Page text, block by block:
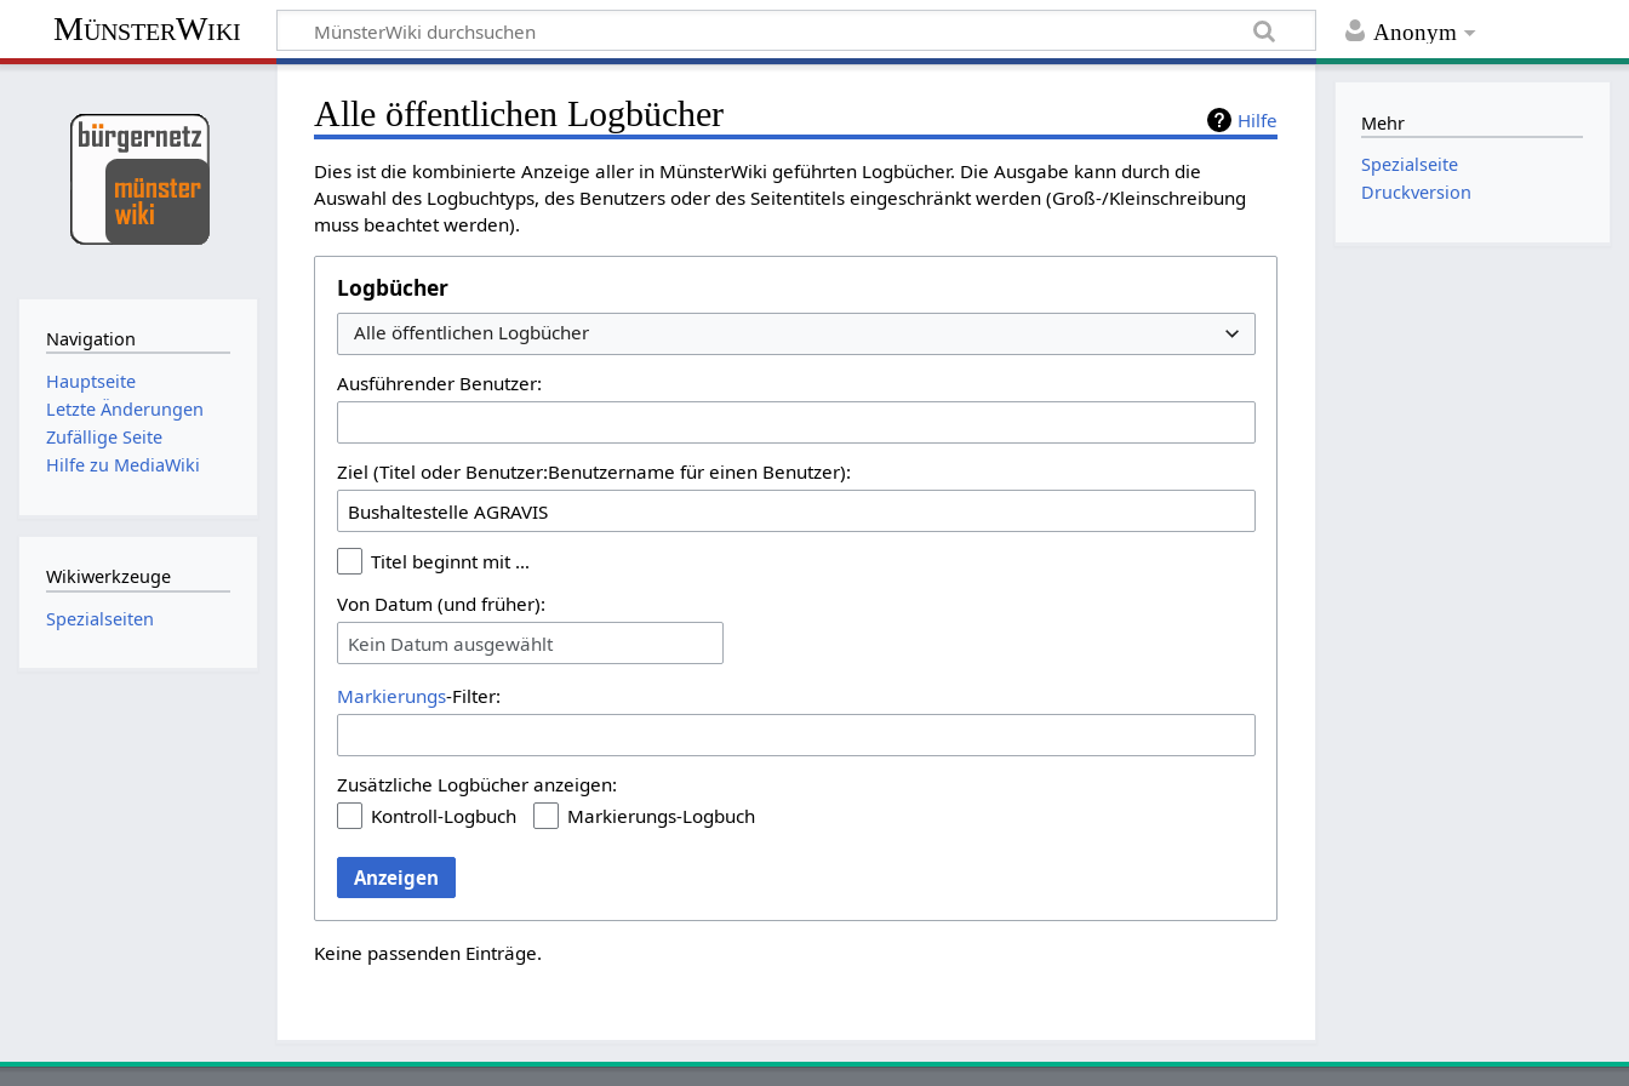
Anonym
MünsterWiki
Hilfe
Alle öffentlichen Logbücher
Dies ist die kombinierte Anzeige aller in MünsterWiki geführten Logbücher. Die Ausgabe kann durch die
Auswahl des Logbuchtyps, des Benutzers oder des Seitentitels eingeschränkt werden (Groß-/Kleinschreibung
muss beachtet werden).
Logbücher
Alle öffentlichen Logbücher
Ausführender Benutzer:
Ziel (Titel oder Benutzer:Benutzername für einen Benutzer):
Titel beginnt mit …
Von Datum (und früher):
Kein Datum ausgewählt
Markierungs-Filter:
Zusätzliche Logbücher anzeigen:
Kontroll-Logbuch
Markierungs-Logbuch
Anzeigen
Keine passenden Einträge.
Navigation
Hauptseite
Letzte Änderungen
Zufällige Seite
Hilfe zu MediaWiki
Wikiwerkzeuge
Spezialseiten
Mehr
Spezialseite
Druckversion